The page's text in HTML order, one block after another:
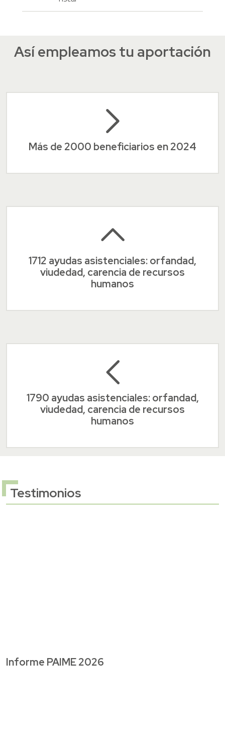
Así empleamos tu aportación
Más de 2000 beneficiarios en 2024
1712 ayudas asistenciales: orfandad,
viudedad, carencia de recursos
humanos
1790 ayudas asistenciales: orfandad,
viudedad, carencia de recursos
humanos
Testimonios
Informe PAIME 2026